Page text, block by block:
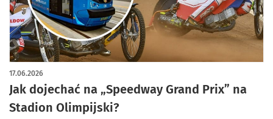
Jak dojechać na „Speedway Grand Prix” na
Stadion Olimpijski?
17.06.2026